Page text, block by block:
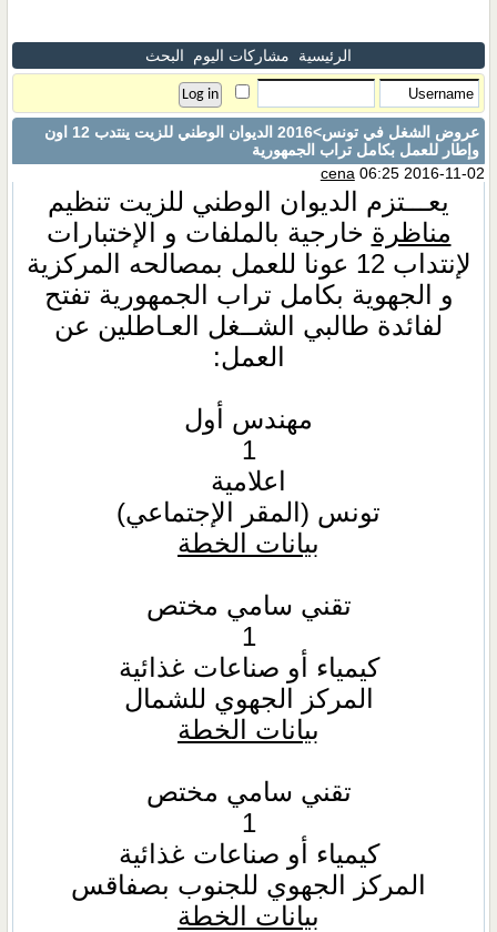
الرئيسية مشاركات اليوم البحث
عروض الشغل في تونس
>2016 الديوان الوطني للزيت ينتدب 12 اون
وإطار للعمل بكامل تراب الجمهورية
cena 06:25 2016-11-02
يعـــتزم الديوان الوطني للزيت تنظيم
مناظرة خارجية بالملفات و الإختبارات
لإنتداب 12 عونا للعمل بمصالحه المركزية
و الجهوية بكامل تراب الجمهورية تفتح
لفائدة طالبي الشــغل العـاطلين عن
العمل:
مهندس أول
1
اعلامية
تونس (المقر الإجتماعي)
بيانات الخطة
تقني سامي مختص
1
كيمياء أو صناعات غذائية
المركز الجهوي للشمال
بيانات الخطة
تقني سامي مختص
1
كيمياء أو صناعات غذائية
المركز الجهوي للجنوب بصفاقس
بيانات الخطة